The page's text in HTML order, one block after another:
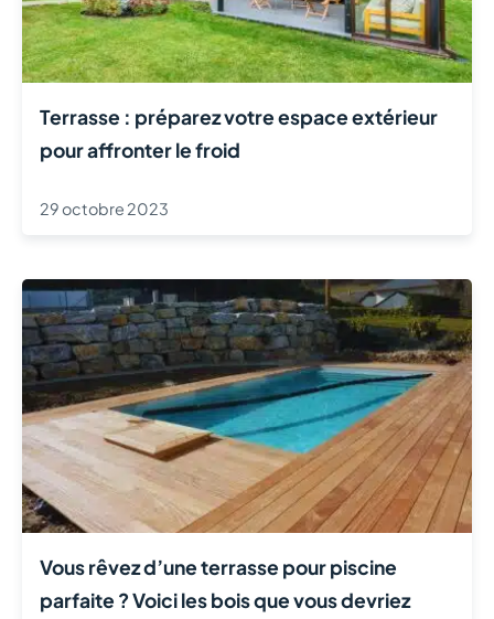
Terrasse : préparez votre espace extérieur
pour affronter le froid
29 octobre 2023
Vous rêvez d’une terrasse pour piscine
parfaite ? Voici les bois que vous devriez